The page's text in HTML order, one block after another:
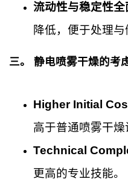
流动性与稳定性全
降低，便于处理与
三。 静电喷雾干燥的考
Higher Initial
高于普通喷雾干燥
Technical
更高的专业技能。